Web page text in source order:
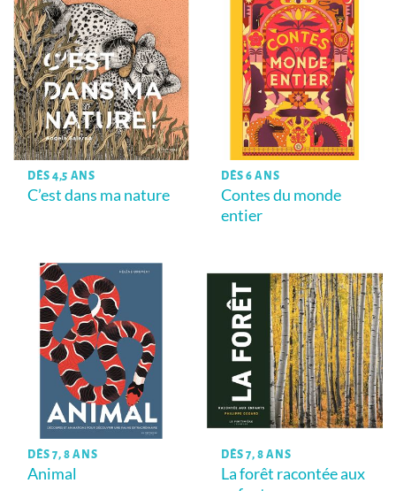
DÈS 4,5 ANS
C’est dans ma nature
DÈS 6 ANS
Contes du monde
entier
DÈS 7, 8 ANS
Animal
DÈS 7, 8 ANS
La forêt racontée aux